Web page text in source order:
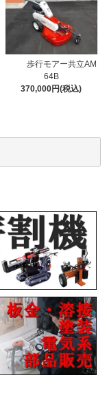
歩行モアー共立AM
64B
370,000円(税込)